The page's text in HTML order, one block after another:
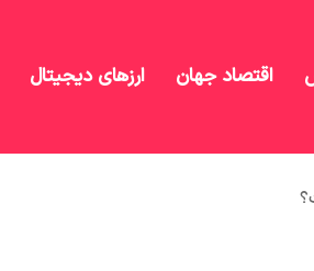
اقتصاد جهان ارزهای دیجیتال